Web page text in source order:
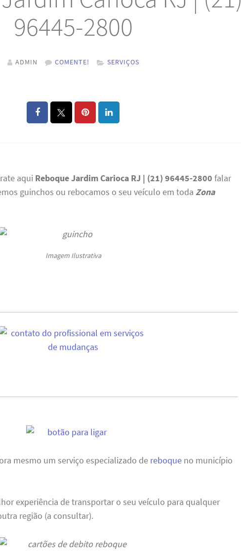
96445-2800
ADMIN COMENTE! SERVIÇOS
aqui Reboque Jardim Carioca RJ | (21) 96445-2800 falar
guinchos ou rebocamos o seu veículo em todaZona
Imagem Ilustrativa
mesmo um serviço especializado de reboque no município
experiência de transportar o seu veículo para qualquer
região (a consultar).